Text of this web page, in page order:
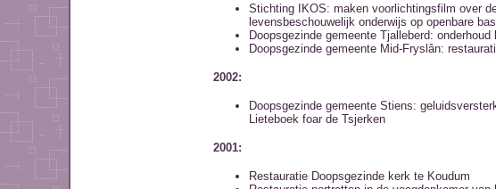
Stichting IKOS: maken voorlichtingsfilm over
levensbeschouwelijk onderwijs op openbare
Doopsgezinde gemeente Tjalleberd: onderhoud
Doopsgezinde gemeente Mid-Fryslân:
2002:
Doopsgezinde gemeente Stiens:
Lieteboek foar de Tsjerken
2001:
Restauratie Doopsgezinde kerk te Koudum